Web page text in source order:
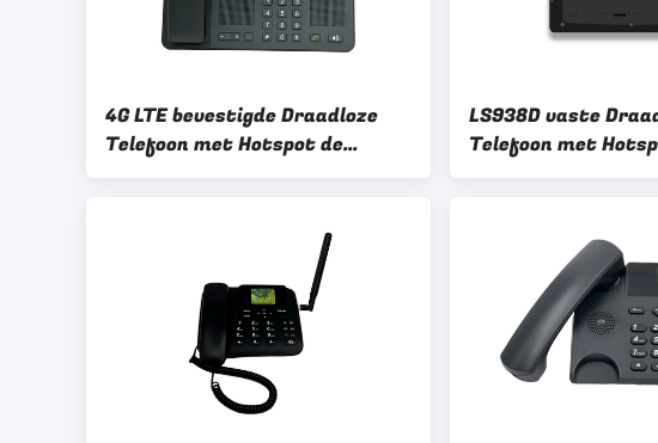
4G LTE bevestigde Draadloze
Telefoon met Hotspot de
Uitbreiding van de Bandopslag
LS938D vaste
Telefoon met
240V Input5v 1A